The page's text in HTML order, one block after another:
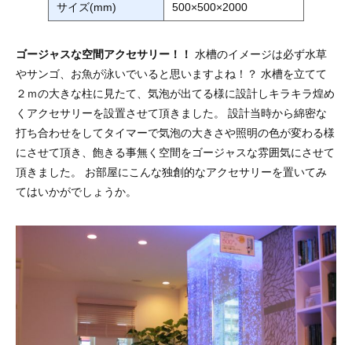
サイズ(mm) 500×500×2000
ゴージャスな空間アクセサリー！！ 水槽のイメージは必ず水草
やサンゴ、お魚が泳いでいると思いますよね！？ 水槽を立てて
２ｍの大きな柱に見たて、気泡が出てる様に設計しキラキラ煌め
くアクセサリーを設置させて頂きました。 設計当時から綿密な
打ち合わせをしてタイマーで気泡の大きさや照明の色が変わる様
にさせて頂き、飽きる事無く空間をゴージャスな雰囲気にさせて
頂きました。 お部屋にこんな独創的なアクセサリーを置いてみ
てはいかがでしょうか。